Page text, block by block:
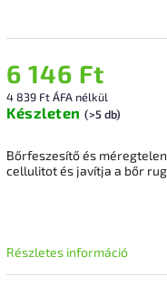
6 146 Ft
4 839 Ft ÁFA nélkül
Készleten (>5 db)
Bőrfeszesítő és
cellulitot és javítja a bőr
Részletes információ